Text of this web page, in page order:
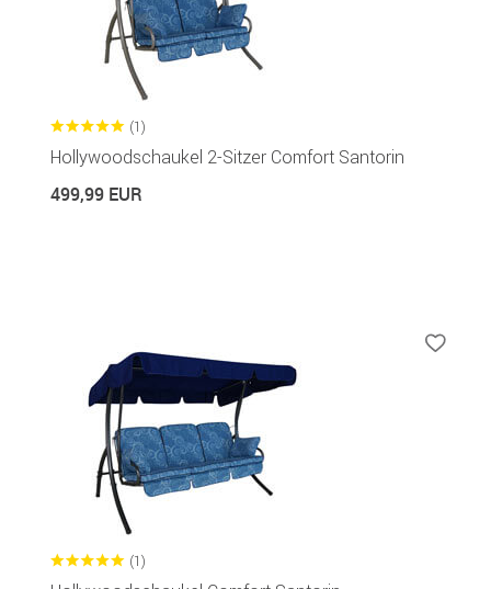
(1)
Hollywoodschaukel 2-Sitzer Comfort Santorin
499,99 EUR
(1)